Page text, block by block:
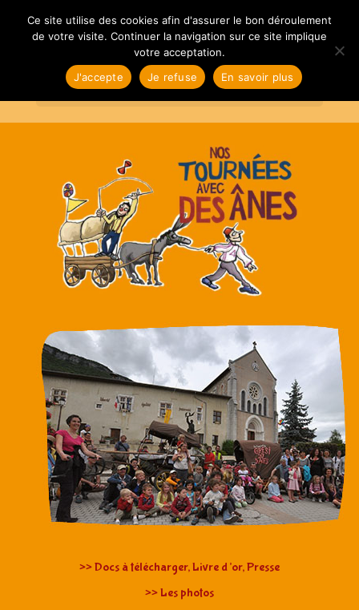
Sélectionner une page
>> Docs à télécharger, Livre d’or, Presse
>> Les photos
Ce site utilise des cookies afin d'assurer le bon déroulement
de votre visite. Continuer la navigation sur ce site implique
votre acceptation.
J'accepte
Je refuse En savoir plus